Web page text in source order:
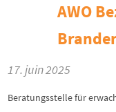
AWO
17. juin 2025
Beratungsstelle für